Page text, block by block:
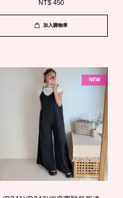
NT$ 450
加入購物車
NEW